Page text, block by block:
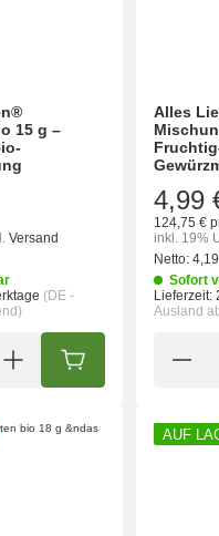
15 g –
Versand
(DE -
IN DEN
Alles
4,99
124,75 €
inkl. 19%
Netto:
Sofort
Lieferzeit:
Ausland
AUF